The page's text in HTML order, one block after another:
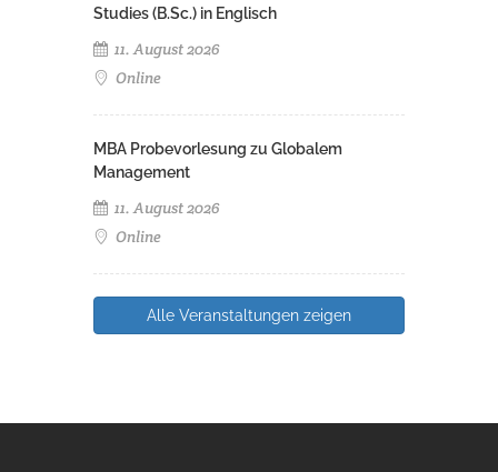
Studies (B.Sc.) in Englisch
11. August 2026
Online
MBA Probevorlesung zu Globalem
Management
11. August 2026
Online
Alle Veranstaltungen zeigen